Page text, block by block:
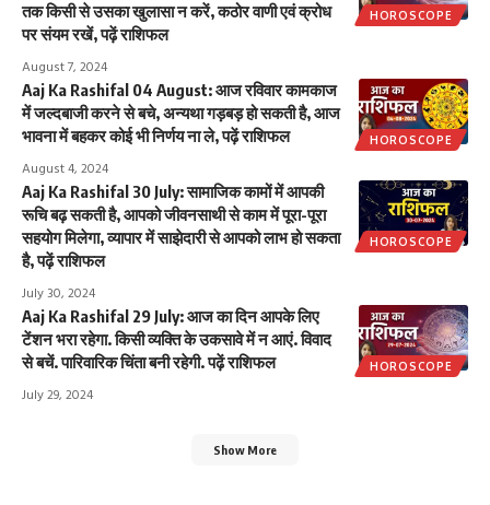
HOROSCOPE
तक किसी से उसका खुलासा न करें, कठोर वाणी एवं क्रोध
पर संयम रखें, पढ़ें राशिफल
August 7, 2024
HOROSCOPE
Aaj Ka Rashifal 04 August: आज रविवार कामकाज
में जल्दबाजी करने से बचे, अन्यथा गड़बड़ हो सकती है, आज
भावना में बहकर कोई भी निर्णय ना ले, पढ़ें राशिफल
August 4, 2024
HOROSCOPE
Aaj Ka Rashifal 30 July: सामाजिक कामों में आपकी
रूचि बढ़ सकती है, आपको जीवनसाथी से काम में पूरा-पूरा
सहयोग मिलेगा, व्यापार में साझेदारी से आपको लाभ हो सकता
है, पढ़ें राशिफल
July 30, 2024
HOROSCOPE
Aaj Ka Rashifal 29 July: आज का दिन आपके लिए
टेंशन भरा रहेगा. किसी व्यक्ति के उकसावे में न आएं. विवाद
से बचें. पारिवारिक चिंता बनी रहेगी. पढ़ें राशिफल
July 29, 2024
Show More